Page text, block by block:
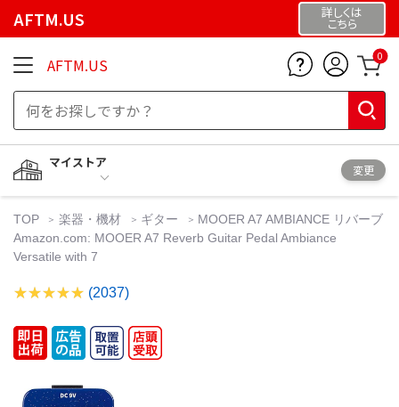
AFTM.US 詳しくは
こちら
AFTM.US 0
マイストア
変更
TOP 楽器・機材 ギター
MOOER A7 AMBIANCE リバーブ
Amazon.com: MOOER A7 Reverb Guitar Pedal Ambiance
Versatile with 7
(2037)